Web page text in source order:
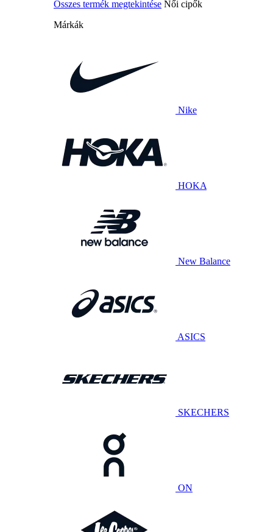
Összes termék megtekintése Női cipők
Márkák
Nike
HOKA
New Balance
ASICS
SKECHERS
ON